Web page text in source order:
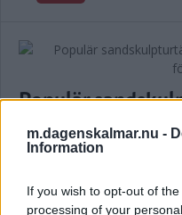
m.dagenskalmar.nu -
Information
If you wish to opt-out of
processing of your
Populär
flera skulpturer
KULTUR 14 juli 2026 17.00
Annons: